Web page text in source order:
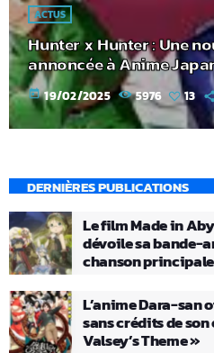
ACTUS
Hunter x Hunter : Une
annoncée à Anime
today 19/02/2025 5976 13
DERNIÈRES PUBLICATIONS
Le film Made in
dévoile sa bande-
chanson principale
L’anime Dara-san
sans crédits de
Valsey’s Theme »